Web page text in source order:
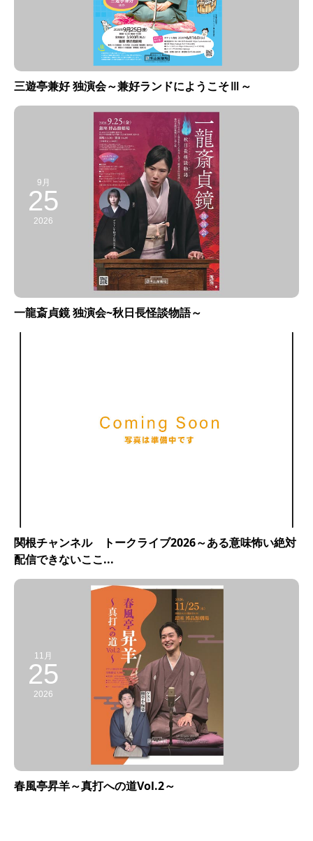
三遊亭兼好 独演会～兼好ランドにようこそⅢ～
9月
25
2026
一龍斎貞鏡 独演会~秋日長怪談物語～
関根チャンネル トークライブ2026～ある意味怖い絶対
配信できないここ...
11月
25
2026
春風亭昇羊～真打への道Vol.2～